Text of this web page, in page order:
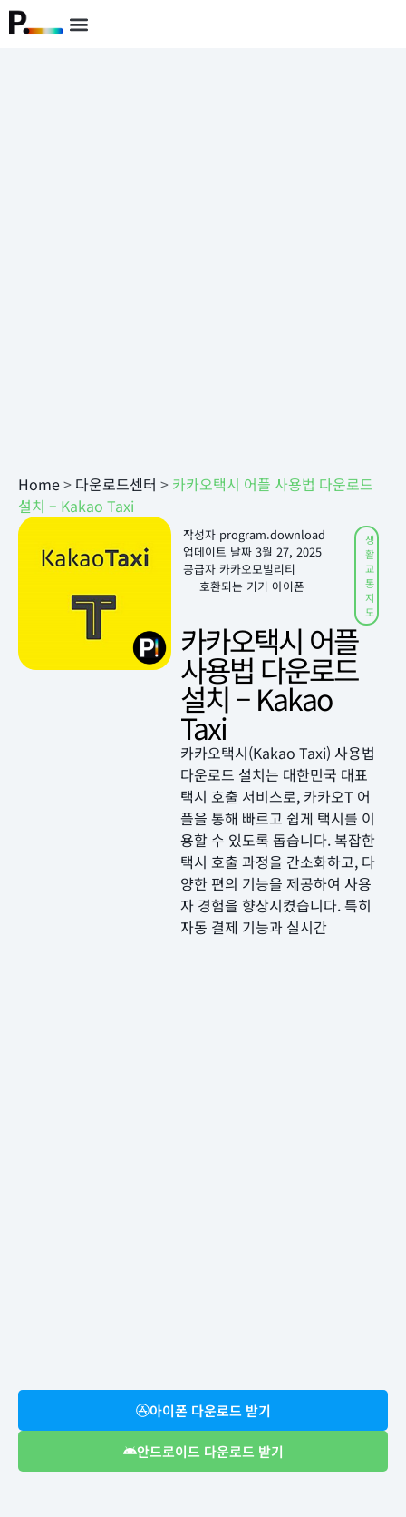
Home> 다운로드센터 > 카카오택시 어플 사용법 다운로드
설치 – Kakao Taxi
작성자 program.download
업데이트 날짜 3월 27, 2025
공급자 카카오모빌리티
호환되는 기기 아이폰
생
활
교
통
지
도
카카오택시 어플
사용법 다운로드
설치 – Kakao
Taxi
카카오택시(Kakao Taxi) 사용법
다운로드 설치는 대한민국 대표
택시 호출 서비스로, 카카오T 어
플을 통해 빠르고 쉽게 택시를 이
용할 수 있도록 돕습니다. 복잡한
택시 호출 과정을 간소화하고, 다
양한 편의 기능을 제공하여 사용
자 경험을 향상시켰습니다. 특히
자동 결제 기능과 실시간
아이폰 다운로드 받기
안드로이드 다운로드 받기